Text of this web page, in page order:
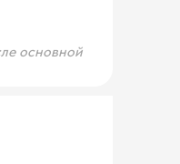
основной